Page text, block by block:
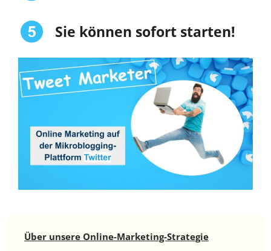
Sie können sofort starten!
Über unsere Online-Marketing-Strategie